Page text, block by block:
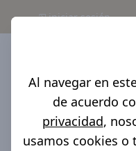
iniciar sesión
Al navegar en
de acuerdo
privacidad,
usamos cookies o